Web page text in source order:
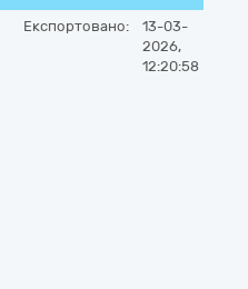
Експортовано:
13-03-
2026,
12:20:58